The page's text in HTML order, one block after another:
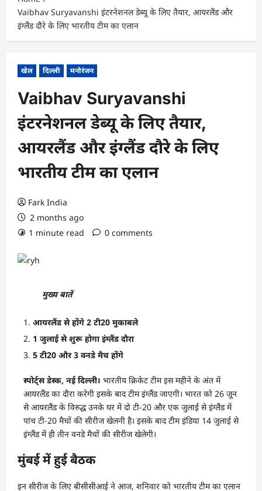
Vaibhav Suryavanshi इंटरनेशनल डेब्‍यू के लिए तैयार, आयरलैंड और
इंग्‍लैंड दौरे के लिए भारतीय टीम का एलान
खेल दिल्ली मनोरंजन
Vaibhav Suryavanshi
इंटरनेशनल डेब्‍यू के लिए तैयार,
आयरलैंड और इंग्‍लैंड दौरे के लिए
भारतीय टीम का एलान
Fark India
2 months ago
1 minute read
0 comments
मुख्य बातें
आयरलैंड से होंगे 2 टी20 मुकाबले
1 जुलाई से शुरू होगा इंग्‍लैंड दौरा
5 टी20 और 3 वनडे मैच होंगे
स्‍पोर्ट्स डेस्‍क, नई दिल्‍ली। भारतीय क्रिकेट टीम इस महीने के अंत में
आयरलैंड का दौरा करेगी इसके बाद टीम इंग्‍लैंड जाएगी। भारत को 26 जून
से आयरलैंड के विरुद्ध उनके घर में दो टी-20 और एक जुलाई से इंग्लैंड में
पांच टी-20 मैचों की सीरीज खेलनी है। इसके बाद टीम इंडिया 14 जुलाई से
इंग्लैंड में ही तीन वनडे मैचों की सीरीज खेलेगी।
मुंबई में हुई बैठक
इन सीरीज के लिए बीसीसीआई ने आज, शनिवार को भारतीय टीम का एलान